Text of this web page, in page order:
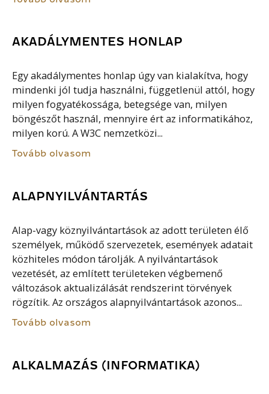
AKADÁLYMENTES HONLAP
Egy akadálymentes honlap úgy van kialakítva, hogy
mindenki jól tudja használni, függetlenül attól, hogy
milyen fogyatékossága, betegsége van, milyen
böngészőt használ, mennyire ért az informatikához,
milyen korú. A W3C nemzetközi...
Tovább olvasom
ALAPNYILVÁNTARTÁS
Alap-vagy köznyilvántartások az adott területen élő
személyek, működő szervezetek, események adatait
közhiteles módon tárolják. A nyilvántartások
vezetését, az említett területeken végbemenő
változások aktualizálását rendszerint törvények
rögzítik. Az országos alapnyilvántartások azonos...
Tovább olvasom
ALKALMAZÁS (INFORMATIKA)